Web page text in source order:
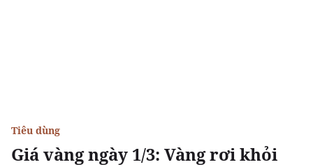
Giá vàng ngày 1/3: Vàng rơi khỏi
Tiêu dùng